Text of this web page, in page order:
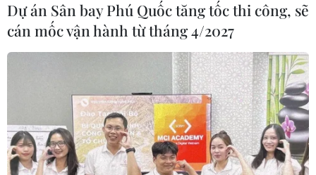
Dự án Sân bay Phú Quốc tăng tốc thi công, sẽ
cán mốc vận hành từ tháng 4/2027